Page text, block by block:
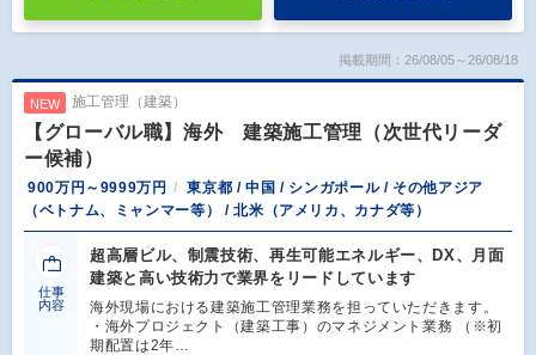
掲載期間：26/08/05～26/08/18
NEW 施工管理（建築）
【グローバル職】海外 建築施工管理（次世代リーダ
ー候補）
900万円～9999万円
東京都 / 中国 / シンガポール / その他アジア
（ベトナム、ミャンマー等） / 北米（アメリカ、カナダ等）
仕事
内容
超高層ビル、制震技術、再生可能エネルギー、DX、月面
建築と高い技術力で業界をリードしています
海外現場における建築施工管理業務を担っていただきます。
・海外プロジェクト（建築工事）のマネジメント業務 （※初
期配置は2年…